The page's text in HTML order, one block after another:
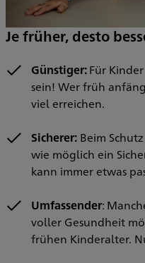
Je früher, desto
Günstiger:Für
sein! Wer früh
viel erreichen.
Sicherer: Beim
wie möglich ein
kann immer etwas
Umfassender:
voller Gesundheit
frühen Kinderalter.